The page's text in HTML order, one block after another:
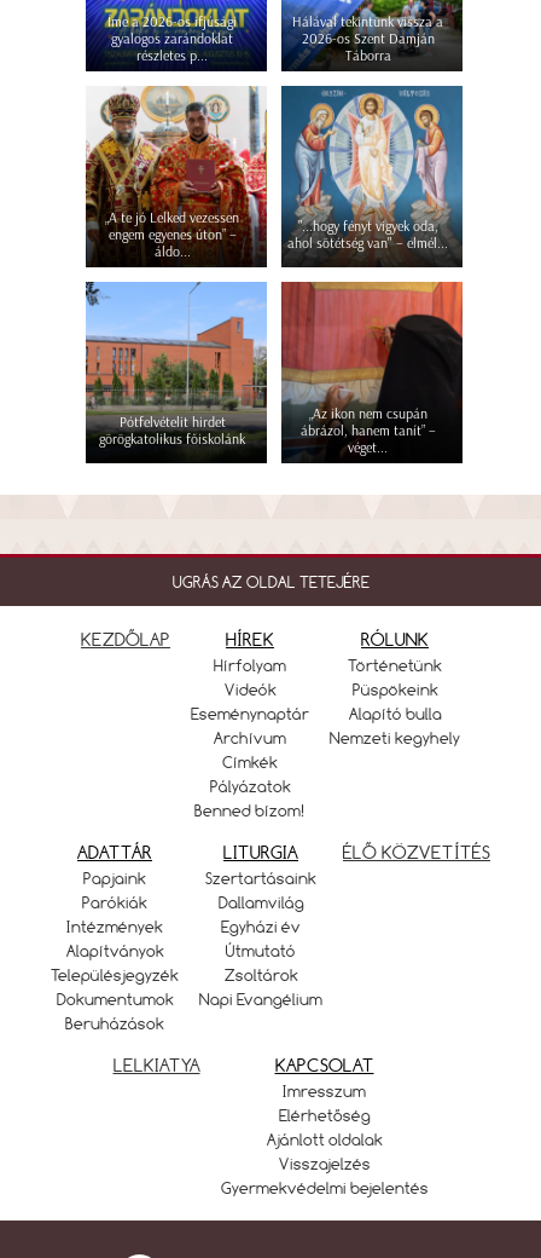
Íme a 2026-os ifjúsági
gyalogos zarándoklat
részletes p...
Hálával tekintünk vissza a
2026-os Szent Damján
Táborra
„A te jó Lelked vezessen
engem egyenes úton” –
áldo...
"...hogy fényt vigyek oda,
ahol sötétség van" – elmél...
Pótfelvételit hirdet
görögkatolikus főiskolánk
„Az ikon nem csupán
ábrázol, hanem tanít” –
véget...
UGRÁS AZ OLDAL TETEJÉRE
KEZDŐLAP HÍREK
Hírfolyam
Videók
Eseménynaptár
Archívum
Címkék
Pályázatok
Benned bízom!
RÓLUNK
Történetünk
Püspökeink
Alapító bulla
Nemzeti kegyhely
ADATTÁR
Papjaink
Parókiák
Intézmények
Alapítványok
Településjegyzék
Dokumentumok
Beruházások
LITURGIA
Szertartásaink
Dallamvilág
Egyházi év
Útmutató
Zsoltárok
Napi Evangélium
ÉLŐ KÖZVETÍTÉS
LELKIATYA KAPCSOLAT
Imresszum
Elérhetőség
Ajánlott oldalak
Visszajelzés
Gyermekvédelmi bejelentés